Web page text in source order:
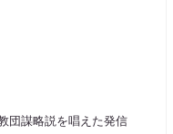
団謀略説を唱えた発信